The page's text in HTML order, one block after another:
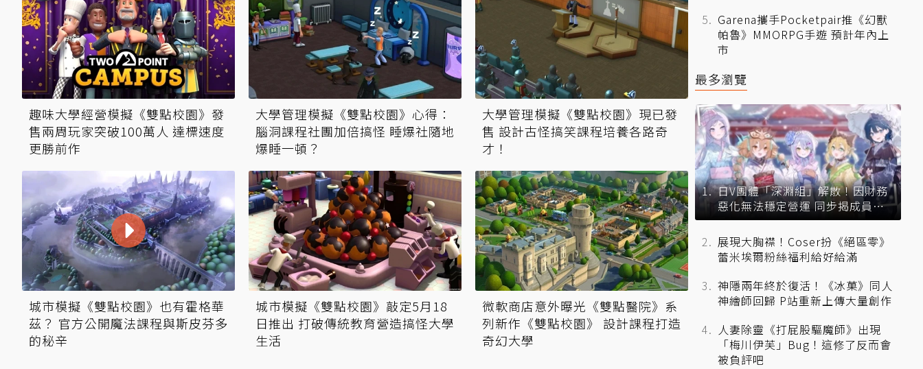
趣味大學經營模擬《雙點校園》發
售兩周玩家突破100萬人 達標速度
更勝前作
大學管理模擬《雙點校園》心得：
腦洞課程社團加倍搞怪 睡爆社隨地
爆睡一頓？
大學管理模擬《雙點校園》現已發
售 設計古怪搞笑課程培養各路奇
才！
城市模擬《雙點校園》也有霍格華
茲？ 官方公開魔法課程與斯皮芬多
的秘辛
城市模擬《雙點校園》敲定5月18
日推出 打破傳統教育營造搞怪大學
生活
微軟商店意外曝光《雙點醫院》系
列新作《雙點校園》 設計課程打造
奇幻大學
Garena攜手Pocketpair推《幻獸
帕魯》MMORPG手遊 預計年內上
市
最多瀏覽
日V團體「深淵組」解散！因財務
惡化無法穩定營運 同步揭成員未
來去向
展現大胸襟！Coser扮《絕區零》
蕾米埃爾粉絲福利給好給滿
神隱兩年終於復活！《冰菓》同人
神繪師回歸 P站重新上傳大量創作
人妻除靈《打屁股驅魔師》出現
「梅川伊芙」Bug！這修了反而會
被負評吧